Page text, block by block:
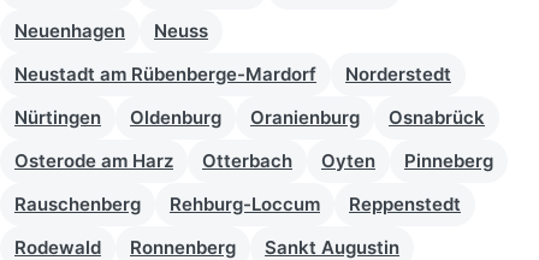
Neuenhagen
Neuss
Neustadt am Rübenberge-Mardorf
Norderstedt
Nürtingen
Oldenburg Oranienburg
Osnabrück
Osterode am Harz
Otterbach Oyten
Pinneberg
Rauschenberg
Rehburg-Loccum
Reppenstedt
Rodewald
Ronnenberg
Sankt Augustin